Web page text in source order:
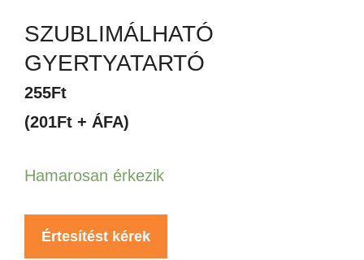
SZUBLIMÁLHATÓ
GYERTYATARTÓ
255Ft
(201Ft + ÁFA)
Hamarosan érkezik
Értesítést kérek